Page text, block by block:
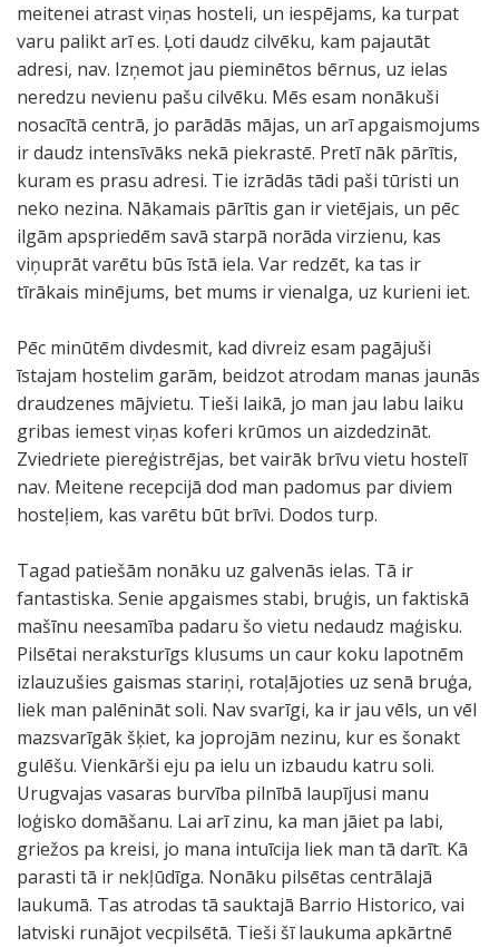
meitenei atrast viņas hosteli, un iespējams, ka turpat
varu palikt arī es. Ļoti daudz cilvēku, kam pajautāt
adresi, nav. Izņemot jau pieminētos bērnus, uz ielas
neredzu nevienu pašu cilvēku. Mēs esam nonākuši
nosacītā centrā, jo parādās mājas, un arī apgaismojums
ir daudz intensīvāks nekā piekrastē. Pretī nāk pārītis,
kuram es prasu adresi. Tie izrādās tādi paši tūristi un
neko nezina. Nākamais pārītis gan ir vietējais, un pēc
ilgām apspriedēm savā starpā norāda virzienu, kas
viņuprāt varētu būs īstā iela. Var redzēt, ka tas ir
tīrākais minējums, bet mums ir vienalga, uz kurieni iet.
Pēc minūtēm divdesmit, kad divreiz esam pagājuši
īstajam hostelim garām, beidzot atrodam manas jaunās
draudzenes mājvietu. Tieši laikā, jo man jau labu laiku
gribas iemest viņas koferi krūmos un aizdedzināt.
Zviedriete piereģistrējas, bet vairāk brīvu vietu hostelī
nav. Meitene recepcijā dod man padomus par diviem
hosteļiem, kas varētu būt brīvi. Dodos turp.
Tagad patiešām nonāku uz galvenās ielas. Tā ir
fantastiska. Senie apgaismes stabi, bruģis, un faktiskā
mašīnu neesamība padaru šo vietu nedaudz maģisku.
Pilsētai neraksturīgs klusums un caur koku lapotnēm
izlauzušies gaismas stariņi, rotaļājoties uz senā bruģa,
liek man palēnināt soli. Nav svarīgi, ka ir jau vēls, un vēl
mazsvarīgāk šķiet, ka joprojām nezinu, kur es šonakt
gulēšu. Vienkārši eju pa ielu un izbaudu katru soli.
Urugvajas vasaras burvība pilnībā laupījusi manu
loģisko domāšanu. Lai arī zinu, ka man jāiet pa labi,
griežos pa kreisi, jo mana intuīcija liek man tā darīt. Kā
parasti tā ir nekļūdīga. Nonāku pilsētas centrālajā
laukumā. Tas atrodas tā sauktajā Barrio Historico, vai
latviski runājot vecpilsētā. Tieši šī laukuma apkārtnē